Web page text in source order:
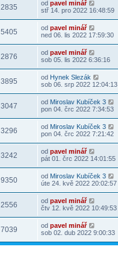
2835 od pavel minář
stř 14. pro 2022 16:48:59
5405 od pavel minář
ned 06. lis 2022 17:59:30
2876 od pavel minář
sob 05. lis 2022 6:36:16
3895 od Hynek Slezák
sob 06. srp 2022 12:04:13
3047 od Miroslav Kubíček 3
pon 04. črc 2022 7:34:53
3296 od Miroslav Kubíček 3
pon 04. črc 2022 7:21:42
3242 od pavel minář
pát 01. črc 2022 14:01:55
9350 od Miroslav Kubíček 3
úte 24. kvě 2022 20:02:57
2556 od pavel minář
čtv 12. kvě 2022 10:49:53
7039 od pavel minář
sob 02. dub 2022 9:00:33